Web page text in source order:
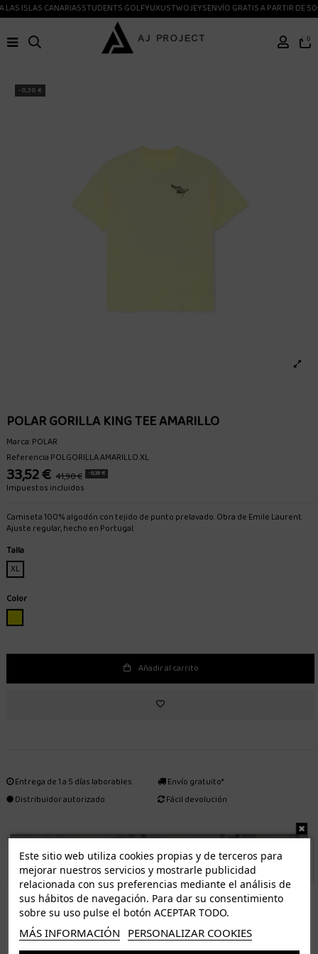
ISLAS CANARIASSTUDENTS GOLFYUXUSTWOJEYSENVÍO GRATIS A PARTIR DE
0
-8,38 €
POLAR GORILLA KING TEE AMARILLO
Marca:POLAR
ReferenciaPOLGORILLA.AMARILLO.XL
33,52 € 41,90 € -8,38 €
Impuestos incluidos
Camiseta 100% algodón con tejido de punto prelavado. Obra de Emile Laurent.
Ajuste regular, hecho en Portugal.
Talla
XL
Color
Añadir al carrito
Entrega de 1 a 5 días laborables.
Distribuidor autorizado
Envío gratuito*
Fácil devolución
ENVÍO GRATUITO *
ISLAS CANARIAS
Tenerife 3.50€. Gratis a partir de 50€
Resto de islas 5€. Gratis a partir de 50€
Este sitio web utiliza cookies propias y de terceros para
mejorar nuestros servicios y mostrarle publicidad
relacionada con sus preferencias mediante el análisis de
sus hábitos de navegación. Para dar su consentimiento
sobre su uso pulse el botón ACEPTAR TODO.
MÁS INFORMACIÓN PERSONALIZAR COOKIES